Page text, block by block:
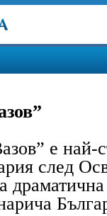
е най-
след